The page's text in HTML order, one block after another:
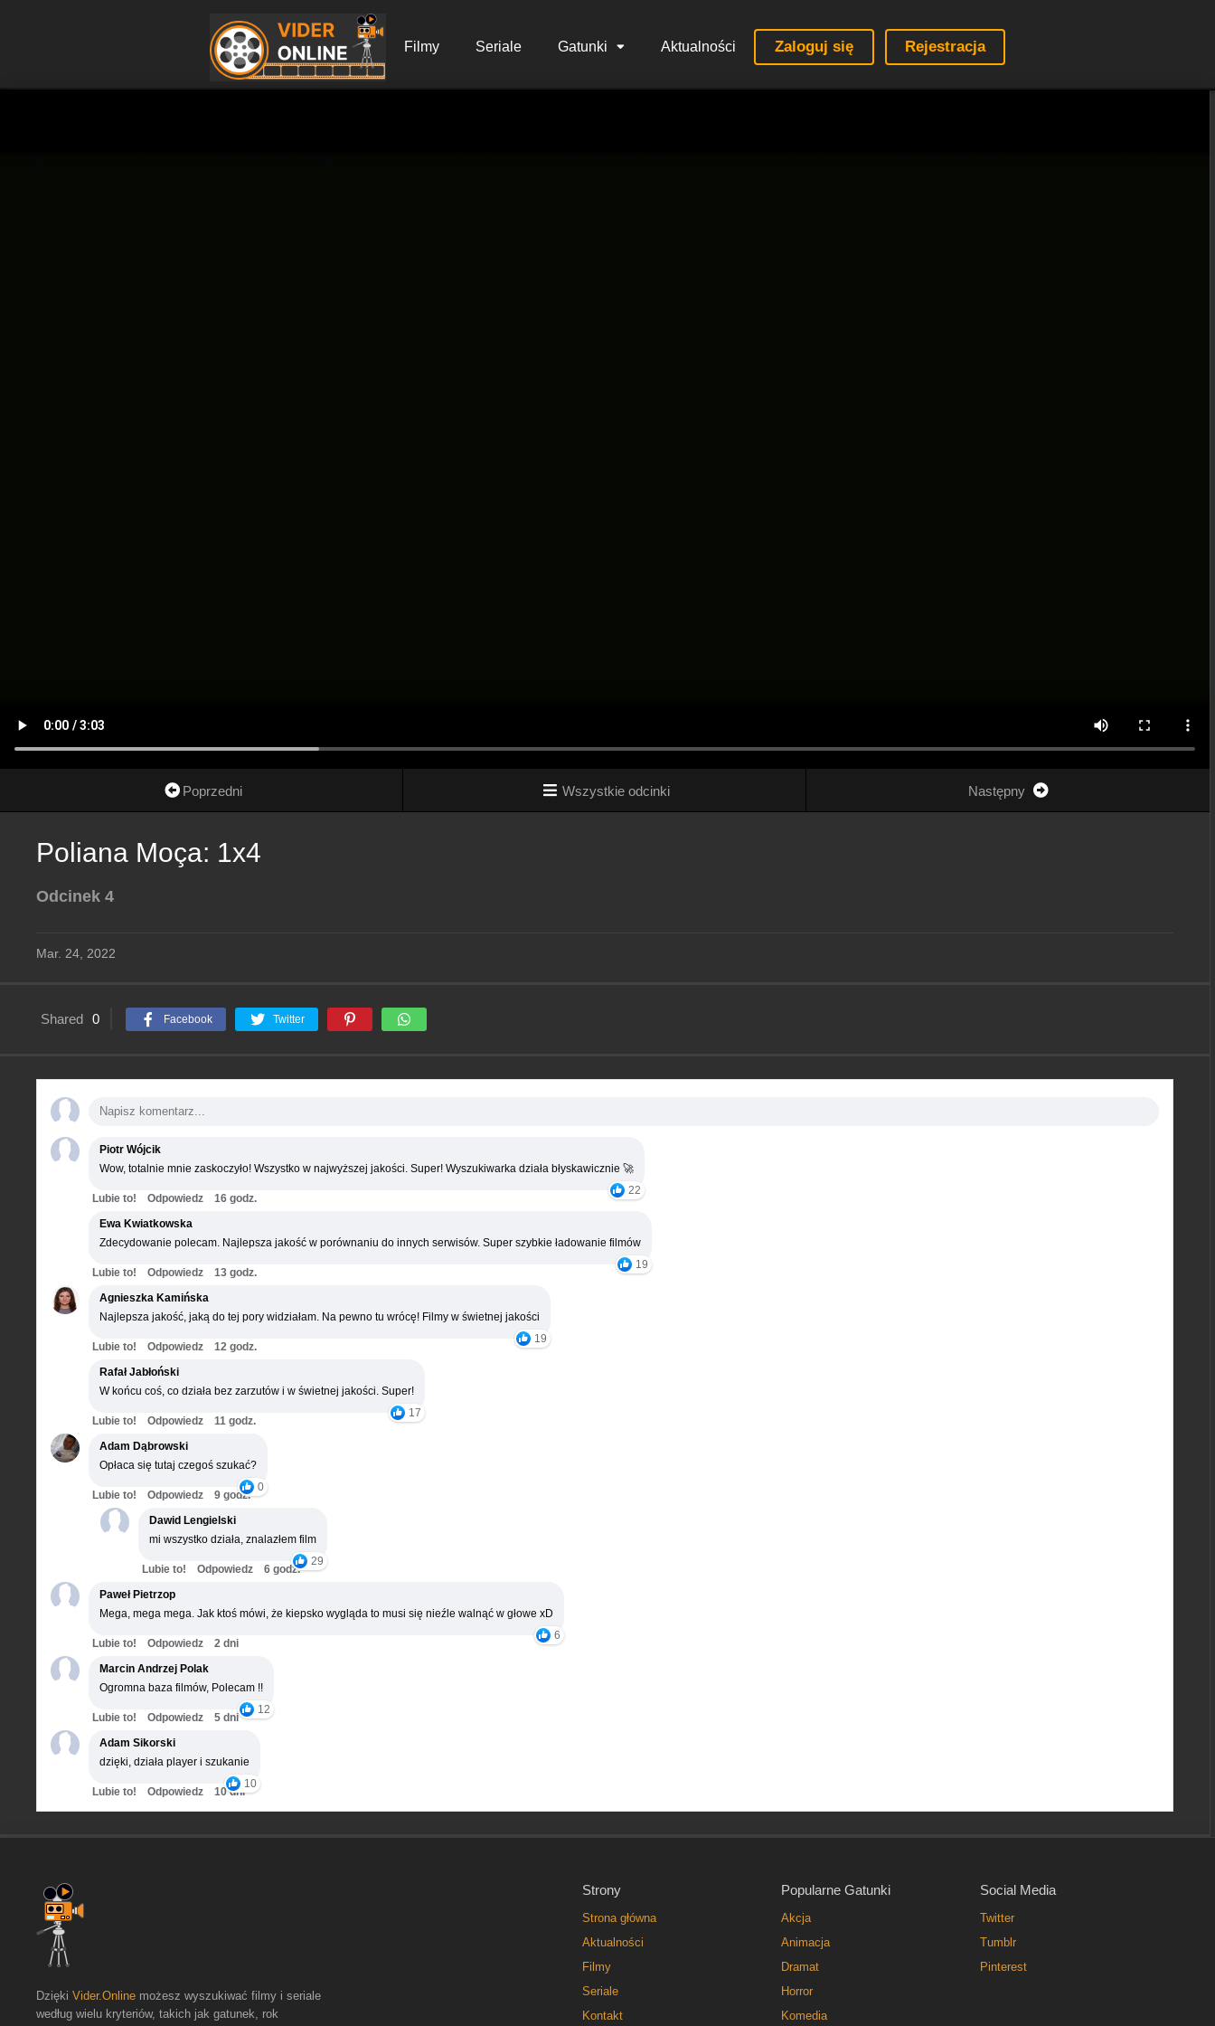
Filmy Seriale Gatunki Aktualności Zaloguj się Rejestracja
Poprzedni Wszystkie odcinki Następny
Poliana Moça: 1x4
Odcinek 4
Mar. 24, 2022
Shared 0 Facebook Twitter
Piotr Wójcik
Wow, totalnie mnie zaskoczyło! Wszystko w najwyższej jakości. Super! Wyszukiwarka działa błyskawicznie 🚀
22
Lubie to! Odpowiedz
16 godz.
Ewa Kwiatkowska
Zdecydowanie polecam. Najlepsza jakość w porównaniu do innych serwisów. Super szybkie ładowanie filmów
19
Lubie to! Odpowiedz
13 godz.
Agnieszka Kamińska
Najlepsza jakość, jaką do tej pory widziałam. Na pewno tu wrócę! Filmy w świetnej jakości
19
Lubie to! Odpowiedz
12 godz.
Rafał Jabłoński
W końcu coś, co działa bez zarzutów i w świetnej jakości. Super!
17
Lubie to! Odpowiedz
11 godz.
Adam Dąbrowski
Opłaca się tutaj czegoś szukać?
0
Lubie to! Odpowiedz
9 godz.
Dawid Lengielski
mi wszystko działa, znalazłem film
29
Lubie to! Odpowiedz
6 godz.
Paweł Pietrzop
Mega, mega mega. Jak ktoś mówi, że kiepsko wygląda to musi się nieźle walnąć w głowe xD
6
Lubie to! Odpowiedz
2 dni
Marcin Andrzej Polak
Ogromna baza filmów, Polecam !!
12
Lubie to! Odpowiedz
5 dni
Adam Sikorski
dzięki, działa player i szukanie
10
Lubie to! Odpowiedz 10 dni
Strony
Strona główna
Aktualności
Filmy
Seriale
Kontakt
Popularne Gatunki
Akcja
Animacja
Dramat
Horror
Komedia
Social Media
Twitter
Tumblr
Pinterest
Dzięki Vider.Online możesz wyszukiwać filmy i seriale
według wielu kryteriów, takich jak gatunek, rok